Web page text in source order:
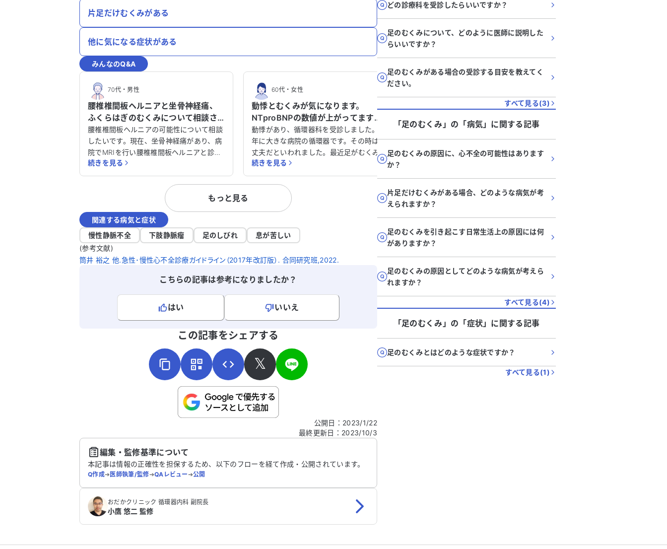
片足だけむくみがある
他に気になる症状がある
みんなのQ&A
70代・男性
腰椎椎間板ヘルニアと坐骨神経痛、
ふくらはぎのむくみについて相談さ
せてください。
腰椎椎間板ヘルニアの可能性について相談
したいです。現在、坐骨神経痛があり、病
院でMRIを行い腰椎椎間板ヘルニアと診断
されています。さらに、変形性股関節症、
脊柱管狭窄症、すべり症の診断も受けてい
ます。痛み止めを3種類、処方されていま
とふくらはぎがすぐにむくみますが、仰向
けで足を高くするとむくみが消えます。ふ
くらはぎのむくみは痛み止めを飲み始めて
約1週間後に発生しましたが、整形外科の
先生からは薬との関係はないと言われてい
ます。 なお心臓の問題で循環器にも通院し
ています。循環器の先生からは、心房細動
ぐに戻ります。循環器の先生ではどのよう
な検査で確定診断ができるのか、また坐骨
神経や変形性股関節がむくみに関係してい
けると助かります。
続きを見る
60代・女性
動悸とむくみが気になります。
NTproBNPの数値が上がってます
が、どうしたらいいでしょうか？
動悸があり、循環器科を受診しました。去
年に大きな病院の循環器です。その時は大
丈夫だといわれました。最近足がむくみ、
かかりつけ医でエコーと血液検査をしまし
た。NT-proBNPが100台から200台に上が
っています。病院は紹介状がないと診ても
らえないと言われました。どうすれば良い
でしょうか？よろしくお願いします。
続きを見る
もっと見る
関連する病気と症状
慢性静脈不全
下肢静脈瘤 足のしびれ
息が苦しい
(参考文献)
筒井 裕之 他.急性･慢性心不全診療ガイドライン（2017年改訂版）. 合同研究班,2022.
こちらの記事は参考になりましたか？
はい
いいえ
こちらは送信専用のフォームです。氏名やご自身の病気の詳細などの個人情報は入れないでくだ
この記事をシェアする
𝕏
公開日 ： 2023/1/22
最終更新日 ： 2023/10/3
編集・監修基準について
本記事は情報の正確性を担保するため、以下のフローを経て作成・公開されています。
Q作成➔医師執筆/監修➔QAレビュー➔公開
おだかクリニック 循環器内科 副院長
小鷹 悠二 監修
どの診療科を受診したらいいですか？
足のむくみについて、どのように医師に説明した
らいいですか？
足のむくみがある場合の受診する目安を教えてく
ださい。
すべて見る(3)
「足のむくみ」 の「病気」に関する記事
足のむくみの原因に、心不全の可能性はあります
か？
片足だけむくみがある場合、どのような病気が考
えられますか？
足のむくみを引き起こす日常生活上の原因には何
がありますか？
足のむくみの原因としてどのような病気が考えら
れますか？
すべて見る(4)
「足のむくみ」 の「症状」に関する記事
足のむくみとはどのような症状ですか？
すべて見る(1)